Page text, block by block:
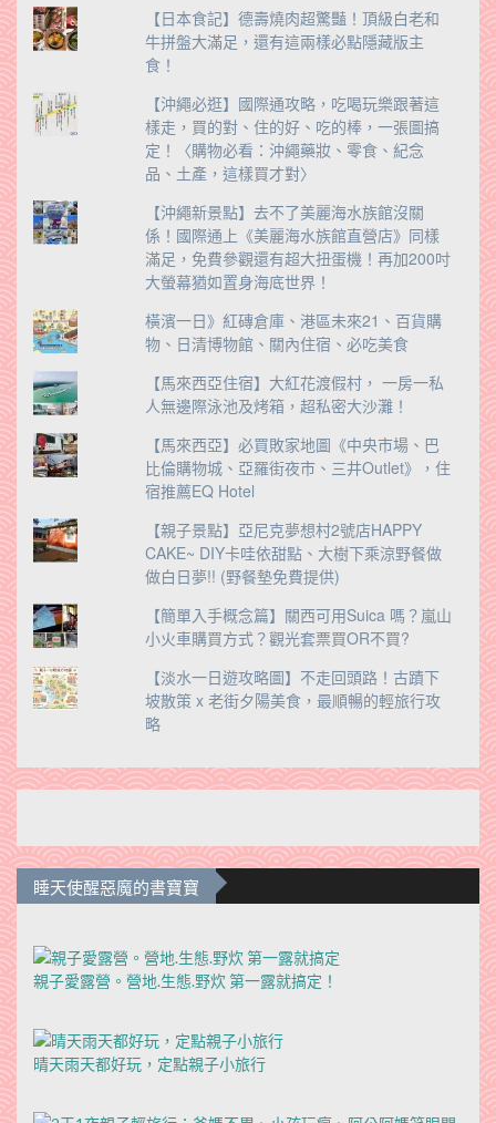
【日本食記】德壽燒肉超驚豔！頂級白老和
牛拼盤大滿足，還有這兩樣必點隱藏版主
食！
【沖繩必逛】國際通攻略，吃喝玩樂跟著這
樣走，買的對、住的好、吃的棒，一張圖搞
定！〈購物必看：沖繩藥妝、零食、紀念
品、土產，這樣買才對〉
【沖繩新景點】去不了美麗海水族館沒關
係！國際通上《美麗海水族館直營店》同樣
滿足，免費參觀還有超大扭蛋機！再加200吋
大螢幕猶如置身海底世界！
橫濱一日》紅磚倉庫、港區未來21、百貨購
物、日清博物館、關內住宿、必吃美食
【馬來西亞住宿】大紅花渡假村， 一房一私
人無邊際泳池及烤箱，超私密大沙灘！
【馬來西亞】必買敗家地圖《中央市場、巴
比倫購物城、亞羅街夜市、三井Outlet》，住
宿推薦EQ Hotel
【親子景點】亞尼克夢想村2號店HAPPY
CAKE~ DIY卡哇依甜點、大樹下乘涼野餐做
做白日夢!! (野餐墊免費提供)
【簡單入手概念篇】關西可用Suica 嗎？嵐山
小火車購買方式？觀光套票買OR不買?
【淡水一日遊攻略圖】不走回頭路！古蹟下
坡散策 x 老街夕陽美食，最順暢的輕旅行攻
略
睡天使醒惡魔的書寶寶
親子愛露營。營地.生態.野炊 第一露就搞定！
晴天雨天都好玩，定點親子小旅行